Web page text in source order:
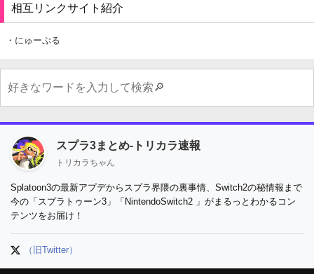
相互リンクサイト紹介
・にゅーぷる
スプラ3まとめ-トリカラ速報
トリカラちゃん
Splatoon3の最新アプデからスプラ界隈の裏事情、Switch2の秘情報まで
今の「スプラトゥーン3」「NintendoSwitch2 」がまるっとわかるコン
テンツをお届け！
（旧Twitter）